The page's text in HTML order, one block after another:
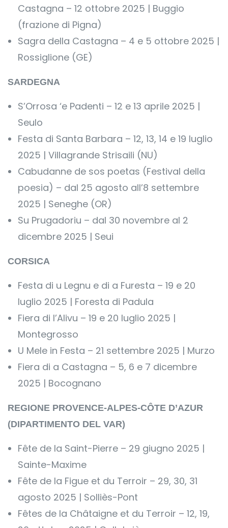
Castagna – 12 ottobre 2025 | Buggio
(frazione di Pigna)
Sagra della Castagna – 4 e 5 ottobre 2025 |
Rossiglione (GE)
SARDEGNA
S’Orrosa ‘e Padenti – 12 e 13 aprile 2025 |
Seulo
Festa di Santa Barbara – 12, 13, 14 e 19 luglio
2025 | Villagrande Strisaili (NU)
Cabudanne de sos poetas (Festival della
poesia) – dal 25 agosto all’8 settembre
2025 | Seneghe (OR)
Su Prugadoriu – dal 30 novembre al 2
dicembre 2025 | Seui
CORSICA
Festa di u Legnu e di a Furesta – 19 e 20
luglio 2025 | Foresta di Padula
Fiera di l’Alivu – 19 e 20 luglio 2025 |
Montegrosso
U Mele in Festa – 21 settembre 2025 | Murzo
Fiera di a Castagna – 5, 6 e 7 dicembre
2025 | Bocognano
REGIONE PROVENCE-ALPES-CÔTE D’AZUR
(DIPARTIMENTO DEL VAR)
Fête de la Saint-Pierre – 29 giugno 2025 |
Sainte-Maxime
Fête de la Figue et du Terroir – 29, 30, 31
agosto 2025 | Solliès-Pont
Fêtes de la Châtaigne et du Terroir – 12, 19,